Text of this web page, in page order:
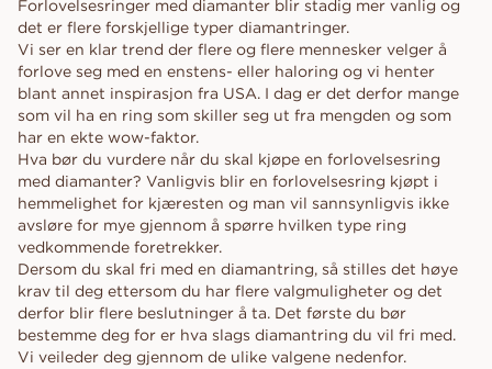
Forlovelsesringer med diamanter blir stadig mer vanlig og
det er flere forskjellige typer diamantringer.
Vi ser en klar trend der flere og flere mennesker velger å
forlove seg med en enstens- eller haloring og vi henter
blant annet inspirasjon fra USA. I dag er det derfor mange
som vil ha en ring som skiller seg ut fra mengden og som
har en ekte wow-faktor.
Hva bør du vurdere når du skal kjøpe en forlovelsesring
med diamanter? Vanligvis blir en forlovelsesring kjøpt i
hemmelighet for kjæresten og man vil sannsynligvis ikke
avsløre for mye gjennom å spørre hvilken type ring
vedkommende foretrekker.
Dersom du skal fri med en diamantring, så stilles det høye
krav til deg ettersom du har flere valgmuligheter og det
derfor blir flere beslutninger å ta. Det første du bør
bestemme deg for er hva slags diamantring du vil fri med.
Vi veileder deg gjennom de ulike valgene nedenfor.